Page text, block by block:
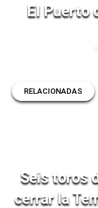
El Puerto
RELACIONADAS
Seis toros
cerrar la